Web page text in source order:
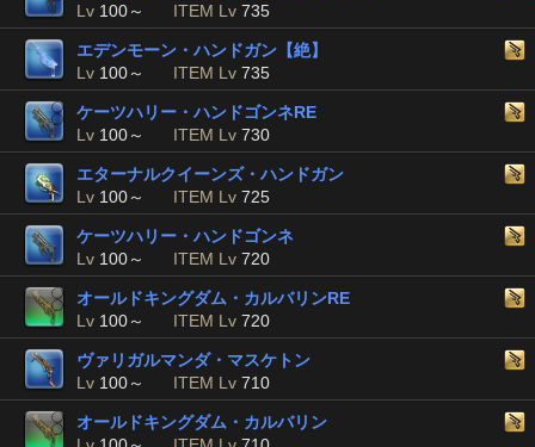
Lv 100～ ITEM Lv 735
エデンモーン・ハンドガン【絶】
Lv 100～ ITEM Lv 735
ケーツハリー・ハンドゴンネRE
Lv 100～ ITEM Lv 730
エターナルクイーンズ・ハンドガン
Lv 100～ ITEM Lv 725
ケーツハリー・ハンドゴンネ
Lv 100～ ITEM Lv 720
オールドキングダム・カルバリンRE
Lv 100～ ITEM Lv 720
ヴァリガルマンダ・マスケトン
Lv 100～ ITEM Lv 710
オールドキングダム・カルバリン